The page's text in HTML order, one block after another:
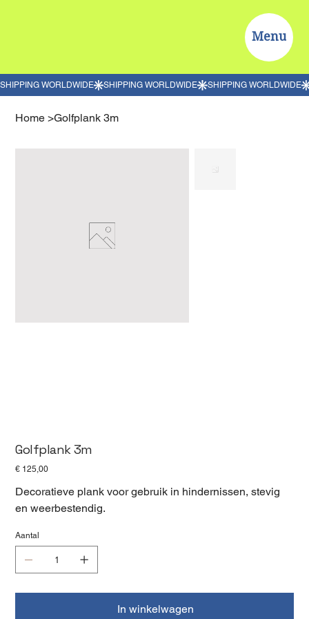
Menu
Home >Golfplank 3m
Golfplank 3m
Prijs
€ 125,00
Decoratieve plank voor gebruik in hindernissen, stevig
en weerbestendig.
Aantal
In winkelwagen